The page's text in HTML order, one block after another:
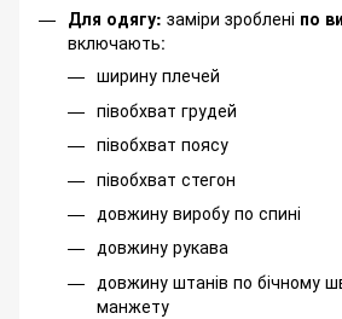
Для одягу: заміри зроблені по
включають:
ширину плечей
півобхват грудей
півобхват поясу
півобхват стегон
довжину виробу по спині
довжину рукава
довжину штанів по бічному
манжету